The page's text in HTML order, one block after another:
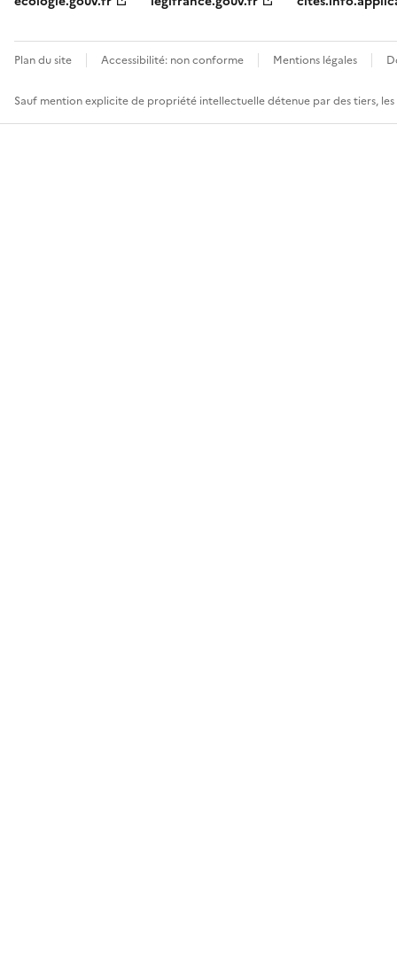
Plan du site Accessibilité: non conforme Mentions légales
Sauf mention explicite de propriété intellectuelle détenue par des tiers,